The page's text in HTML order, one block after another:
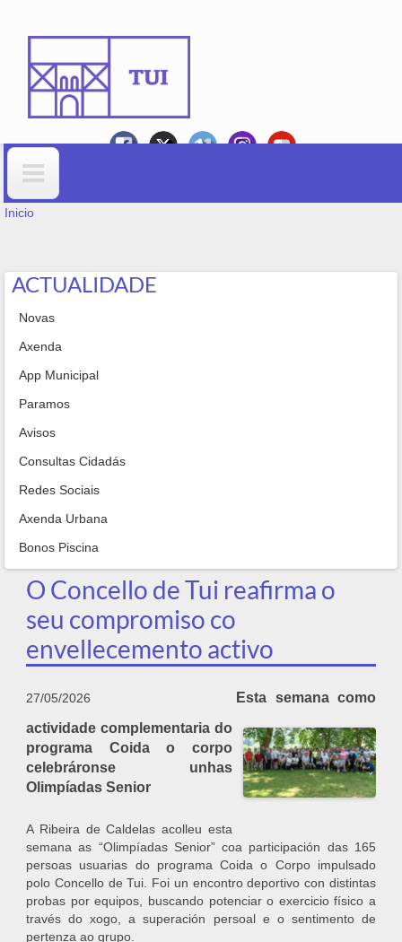
Formulario de busca
VOSTEDE ESTÁ AQUÍ
Inicio
ACTUALIDADE
Novas
Axenda
App Municipal
Paramos
Avisos
Consultas Cidadás
Redes Sociais
Axenda Urbana
Bonos Piscina
O Concello de Tui reafirma o
seu compromiso co
envellecemento activo
27/05/2026
Esta semana como
actividade complementaria do
programa Coida o corpo
celebráronse unhas
Olimpíadas Senior
A Ribeira de Caldelas acolleu esta
semana as “Olimpíadas Senior” coa participación das 165
persoas usuarias do programa Coida o Corpo impulsado
polo Concello de Tui. Foi un encontro deportivo con distintas
probas por equipos, buscando potenciar o exercicio físico a
través do xogo, a superación persoal e o sentimento de
pertenza ao grupo.